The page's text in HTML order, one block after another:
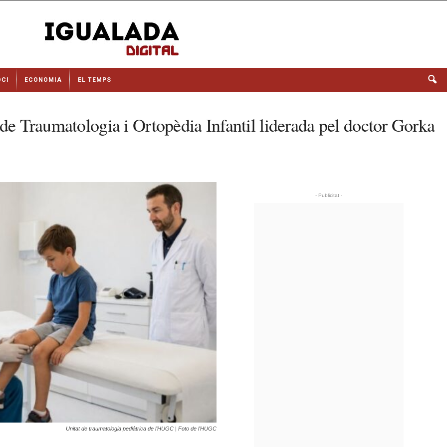
ECONOMIA EL TEMPS
Traumatologia i Ortopèdia Infantil liderada pel doctor Gorka
Unitat de traumatologia pediàtrica de l’HUGC | Foto de l’HUGC
- Publicitat -